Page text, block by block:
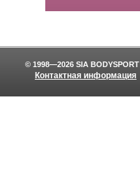
Контактная информация
© 1998—2026 SIA BODYSPORT